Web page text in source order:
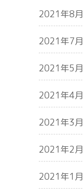
2021年8月
2021年7月
2021年5月
2021年4月
2021年3月
2021年2月
2021年1月